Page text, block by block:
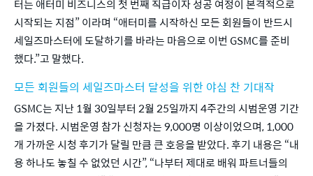
터는 애터미 비즈니스의 첫 번째 직급이자 성공 여정이 본격적으로
시작되는 지점” 이라며 “애터미를 시작하신 모든 회원들이 반드시
세일즈마스터에 도달하기를 바라는 마음으로 이번 GSMC를 준비
했다.”고 말했다.
모든 회원들의 세일즈마스터 달성을 위한 야심 찬 기대작
GSMC는 지난 1월 30일부터 2월 25일까지 4주간의 시범운영 기간
을 가졌다. 시범운영 참가 신청자는 9,000명 이상이었으며, 1,000
개 가까운 시청 후기가 달릴 만큼 큰 호응을 받았다. 후기 내용은 “내
용 하나도 놓칠 수 없었던 시간”, “나부터 제대로 배워 파트너들의